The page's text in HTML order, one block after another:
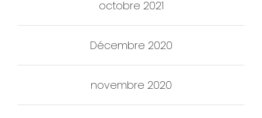
octobre 2021
Décembre 2020
novembre 2020